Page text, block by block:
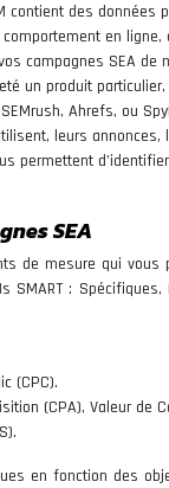
contient des
en
campagnes SEA de
un produit
Ahrefs, ou
leurs
permettent
SEA
de mesure qui vous
:
(CPC).
(CPA), Valeur de
en fonction des